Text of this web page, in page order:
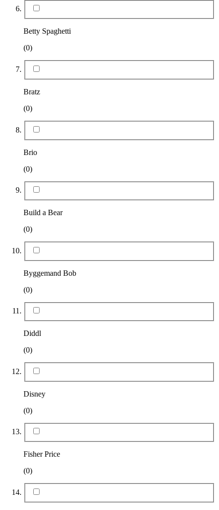
Betty Spaghetti
(0)
Bratz
(0)
Brio
(0)
Build a Bear
(0)
Byggemand Bob
(0)
Diddl
(0)
Disney
(0)
Fisher Price
(0)